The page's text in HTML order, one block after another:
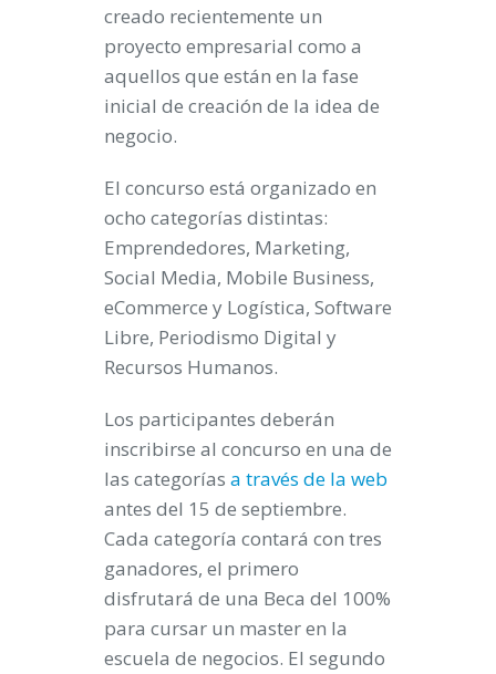
creado recientemente un
proyecto empresarial como a
aquellos que están en la fase
inicial de creación de la idea de
negocio.
El concurso está organizado en
ocho categorías distintas:
Emprendedores, Marketing,
Social Media, Mobile Business,
eCommerce y Logística, Software
Libre, Periodismo Digital y
Recursos Humanos.
Los participantes deberán
inscribirse al concurso en una de
las categorías a través de la web
antes del 15 de septiembre.
Cada categoría contará con tres
ganadores, el primero
disfrutará de una Beca del 100%
para cursar un master en la
escuela de negocios. El segundo